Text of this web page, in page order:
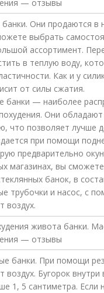
Они продаются в
выбрать
ассортимент.
в теплую воду,
Как и у
от силы сжатия.
банки — наиболее
Они
что позволяет лучше
при помощи
предварительно
магазинах, вы
банок, в
трубочки и насос, с
воздух.
банки. При помощи
воздух. Бугорок
1, 5 сантиметра. Если